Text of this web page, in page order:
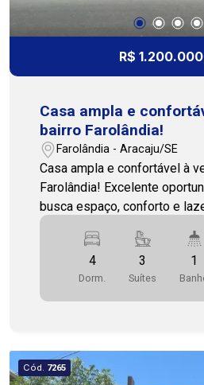
equipe está pronta para te
3231 - Cohab Premium
R$
Casa ampla e
bairro Farolândia!
Farolândia - Aracaju/SE
Casa ampla e confortável à
Farolândia! Excelente oportunidade para quem
busca espaço, conforto e
bairros mais valorizados da
conta com 4 quartos, sendo
distribuídas, garantindo
comodidade para toda a
dispõe de 1 banheiro social. A casa possui uma
proporciona um ambiente
momentos de descanso,
4
Dorm.
3
Suítes
1
Cód. 7265